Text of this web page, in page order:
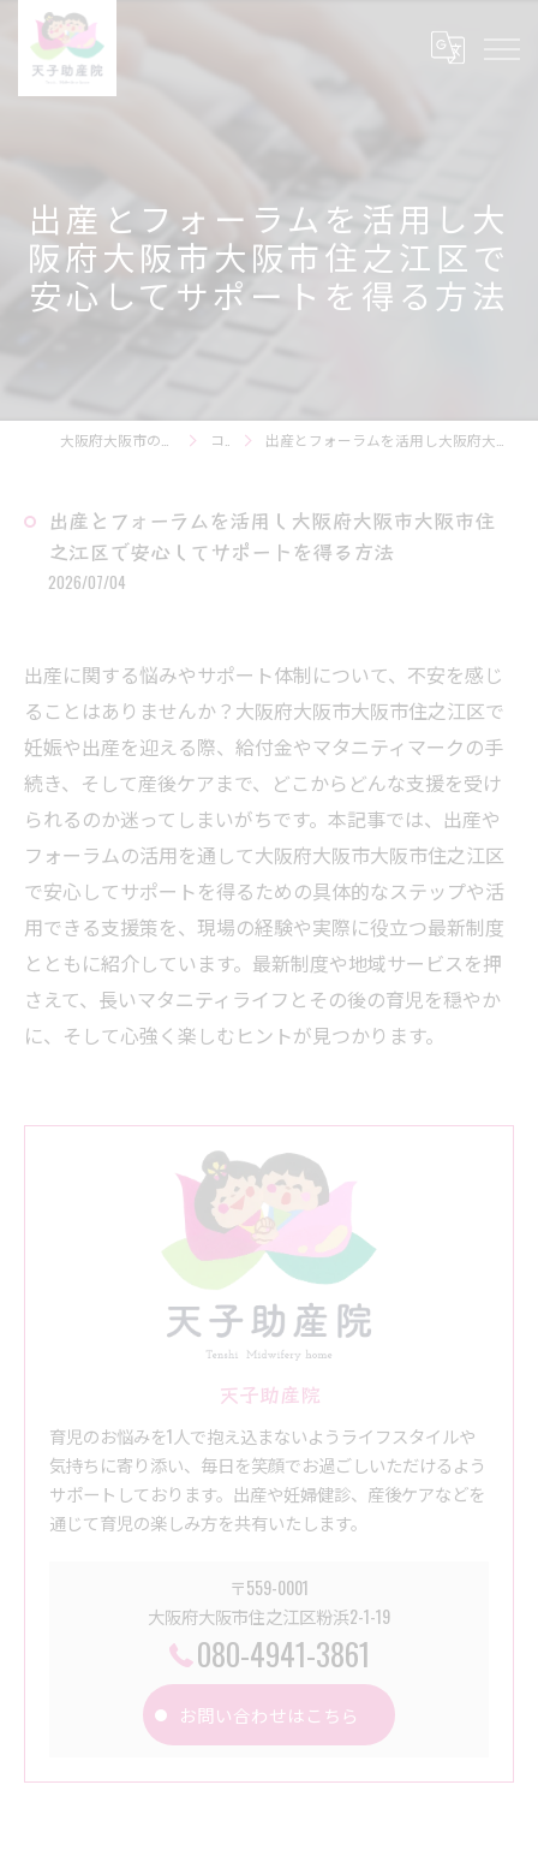
出産とフォーラムを活用し大
阪府大阪市大阪市住之江区で
安心してサポートを得る方法
コラム 出産とフォーラムを活用し大阪府大阪市大阪市住之江区で安心してサポートを得る方法
出産とフォーラムを活用し大阪府大阪市大阪市住
之江区で安心してサポートを得る方法
2026/07/04
出産に関する悩みやサポート体制について、不安を感じ
ることはありませんか？大阪府大阪市大阪市住之江区で
妊娠や出産を迎える際、給付金やマタニティマークの手
続き、そして産後ケアまで、どこからどんな支援を受け
られるのか迷ってしまいがちです。本記事では、出産や
フォーラムの活用を通して大阪府大阪市大阪市住之江区
で安心してサポートを得るための具体的なステップや活
用できる支援策を、現場の経験や実際に役立つ最新制度
とともに紹介しています。最新制度や地域サービスを押
さえて、長いマタニティライフとその後の育児を穏やか
に、そして心強く楽しむヒントが見つかります。
天子助産院
育児のお悩みを1人で抱え込まないようライフスタイルや
気持ちに寄り添い、毎日を笑顔でお過ごしいただけるよう
サポートしております。出産や妊婦健診、産後ケアなどを
通じて育児の楽しみ方を共有いたします。
〒559-0001
大阪府大阪市住之江区粉浜2-1-19
080-4941-3861
お問い合わせはこちら